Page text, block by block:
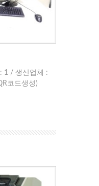
1 / 생산업체 :
코드생성)